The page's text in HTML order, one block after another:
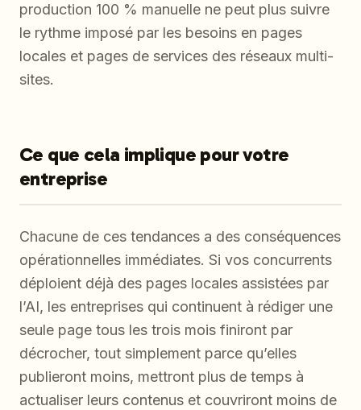
production 100 % manuelle ne peut plus suivre
le rythme imposé par les besoins en pages
locales et pages de services des réseaux multi-
sites.
Ce que cela implique pour votre
entreprise
Chacune de ces tendances a des conséquences
opérationnelles immédiates. Si vos concurrents
déploient déjà des pages locales assistées par
l’AI, les entreprises qui continuent à rédiger une
seule page tous les trois mois finiront par
décrocher, tout simplement parce qu’elles
publieront moins, mettront plus de temps à
actualiser leurs contenus et couvriront moins de